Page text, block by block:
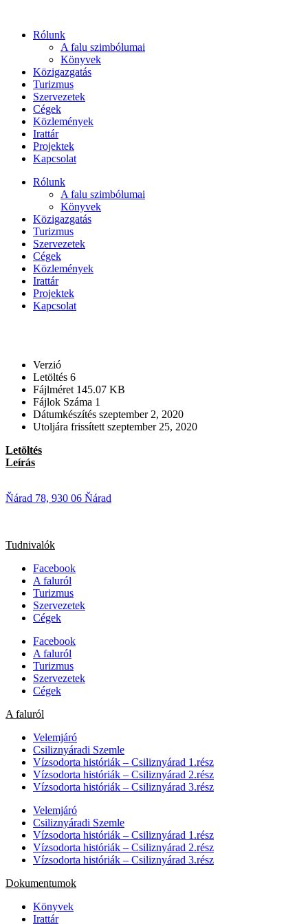
tartalomhoz
Rólunk
A falu szimbólumai
Könyvek
Közigazgatás
Turizmus
Szervezetek
Cégek
Közlemények
Irattár
Projektek
Kapcsolat
Rólunk
A falu szimbólumai
Könyvek
Közigazgatás
Turizmus
Szervezetek
Cégek
Közlemények
Irattár
Projektek
Kapcsolat
Verzió
Letöltés 6
Fájlméret 145.07 KB
Fájlok Száma 1
Dátumkészítés szeptember 2, 2020
Utoljára frissített szeptember 25, 2020
Letöltés
Leírás
Ňárad 78, 930 06 Ňárad
Tudnivalók
Facebook
A faluról
Turizmus
Szervezetek
Cégek
Facebook
A faluról
Turizmus
Szervezetek
Cégek
A faluról
Velemjáró
Csiliznyáradi Szemle
Vízsodorta históriák – Csiliznyárad 1.rész
Vízsodorta históriák – Csiliznyárad 2.rész
Vízsodorta históriák – Csiliznyárad 3.rész
Velemjáró
Csiliznyáradi Szemle
Vízsodorta históriák – Csiliznyárad 1.rész
Vízsodorta históriák – Csiliznyárad 2.rész
Vízsodorta históriák – Csiliznyárad 3.rész
Dokumentumok
Könyvek
Irattár